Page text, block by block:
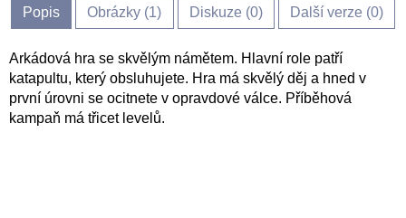
Popis Obrázky (1) Diskuze (0) Další verze (0)
Arkádová hra se skvělým námětem. Hlavní role patří
katapultu, který obsluhujete. Hra má skvělý děj a hned v
první úrovni se ocitnete v opravdové válce. Příběhová
kampaň má třicet levelů.